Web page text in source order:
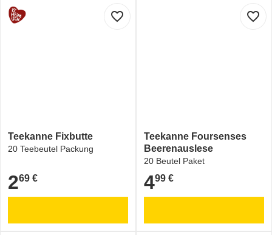
favorite_border
Teekanne Fixbutte
20 Teebeutel Packung
2,69 €
269 €
favorite_border
Teekanne Foursenses
Beerenauslese
20 Beutel Paket
4,99 €
499 €